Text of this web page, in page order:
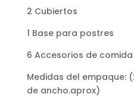
2 Cubiertos
1 Base para postres
6 Accesorios de
Medidas del empaque:
de ancho.aprox)